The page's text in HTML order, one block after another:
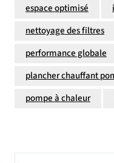
espace optimisé
nettoyage des filtres
performance globale
plancher chauffant
pompe à chaleur